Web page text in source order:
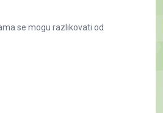
se mogu razlikovati od